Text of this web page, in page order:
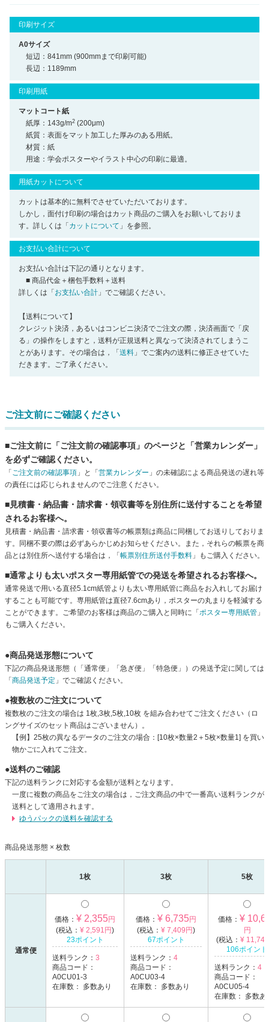
印刷サイズ
A0サイズ
短辺：841mm (900mmまで印刷可能)
長辺：1189mm
印刷用紙
マットコート紙
紙厚：143g/m2 (200μm)
紙質：表面をマット加工した厚みのある用紙。
材質：紙
用途：学会ポスターやイラスト中心の印刷に最適。
用紙カットについて
カットは基本的に無料でさせていただいております。
しかし，面付け印刷の場合はカット商品のご購入をお願いしておりま
す。詳しくは「 カットについて 」を参照。
お支払い合計について
お支払い合計は下記の通りとなります。
■ 商品代金＋梱包手数料＋送料
詳しくは「 お支払い合計 」でご確認ください。
【送料について】
クレジット決済，あるいはコンビニ決済でご注文の際，決済画面で「戻
る」の操作をしますと，送料が正規送料と異なって決済されてしまうこ
とがあります。その場合は，「 送料 」でご案内の送料に修正させていた
だきます。ご了承ください。
ご注文前にご確認ください
■ご注文前に「ご注文前の確認事項」のページと「営業カレンダー」
を必ずご確認ください。
「 ご注文前の確認事項 」と「 営業カレンダー 」の未確認による商品発送の遅れ等
の責任には応じられませんのでご注意ください。
■見積書・納品書・請求書・領収書等を別住所に送付することを希望
されるお客様へ。
見積書・納品書・請求書・領収書等の帳票類は商品に同梱してお送りしておりま
す。同梱不要の際は必ずあらかじめお知らせください。また，それらの帳票を商
品とは別住所へ送付する場合は，「 帳票別住所送付手数料 」もご購入ください。
■通常よりも太いポスター専用紙管での発送を希望されるお客様へ。
通常発送で用いる直径5.1cm紙管よりも太い専用紙管に商品をお入れしてお届け
することも可能です。専用紙管は直径7.6cmあり，ポスターの丸まりを軽減する
ことができます。ご希望のお客様は商品のご購入と同時に「 ポスター専用紙管 」
もご購入ください。
●商品発送形態について
下記の商品発送形態（「通常便」「急ぎ便」「特急便」）の発送予定に関しては
「 商品発送予定 」でご確認ください。
●複数枚のご注文について
複数枚のご注文の場合は 1枚,3枚,5枚,10枚 を組み合わせてご注文ください（ロ
ングサイズのセット商品はございません）。
【例】25枚の異なるデータのご注文の場合：[10枚×数量2＋5枚×数量1] を買い
物かごに入れてご注文。
●送料のご確認
下記の送料ランクに対応する金額が送料となります。
一度に複数の商品をご注文の場合は，ご注文商品の中で一番高い送料ランクが
送料として適用されます。
ゆうパックの送料を確認する
商品発送形態 × 枚数
1枚 3枚 5枚
通常便
価格： ¥ 2,355円
(税込： ¥ 2,591円)
23ポイント
送料ランク： 3
商品コード：
A0CU01-3
在庫数： 多数あり
価格： ¥ 6,735円
(税込： ¥ 7,409円)
67ポイント
送料ランク： 4
商品コード：
A0CU03-4
在庫数： 多数あり
価格： ¥
円
(税込： ¥
106ポイント
送料ランク： 4
商品コード：
A0CU05-4
在庫数： 多数あ